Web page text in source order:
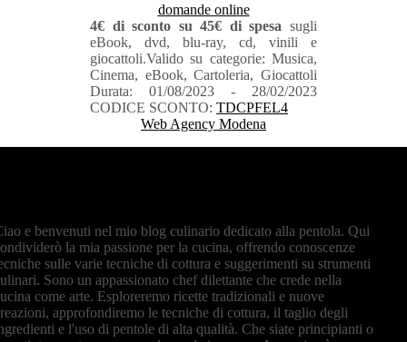
domande online
4€ di sconto su 45€ di spesa sugli
eBook, dvd, blu-ray, cd, vinili e
giocattoli.Valido su categorie: Musica,
Cinema, eBook, Cartoleria, Giocattoli
Durata: 01/08/2023 - 28/02/2023
CODICE SCONTO: TDCPFEL4
Web Agency Modena
e benvenuti nel mio blog culinario dedicato alla pentola. Qui
la mia passione per la cucina, offrendo conoscenze
sulle varie tecniche di cottura e suggerimenti su strumenti
Sono un appassionato chef dilettante che crede nella
come arte. Esploreremo ricette tradizionali e nuove
approfondiremo le tecniche di cottura, il taglio degli
e l'uso di pentole di alta qualità. Che siate principianti o